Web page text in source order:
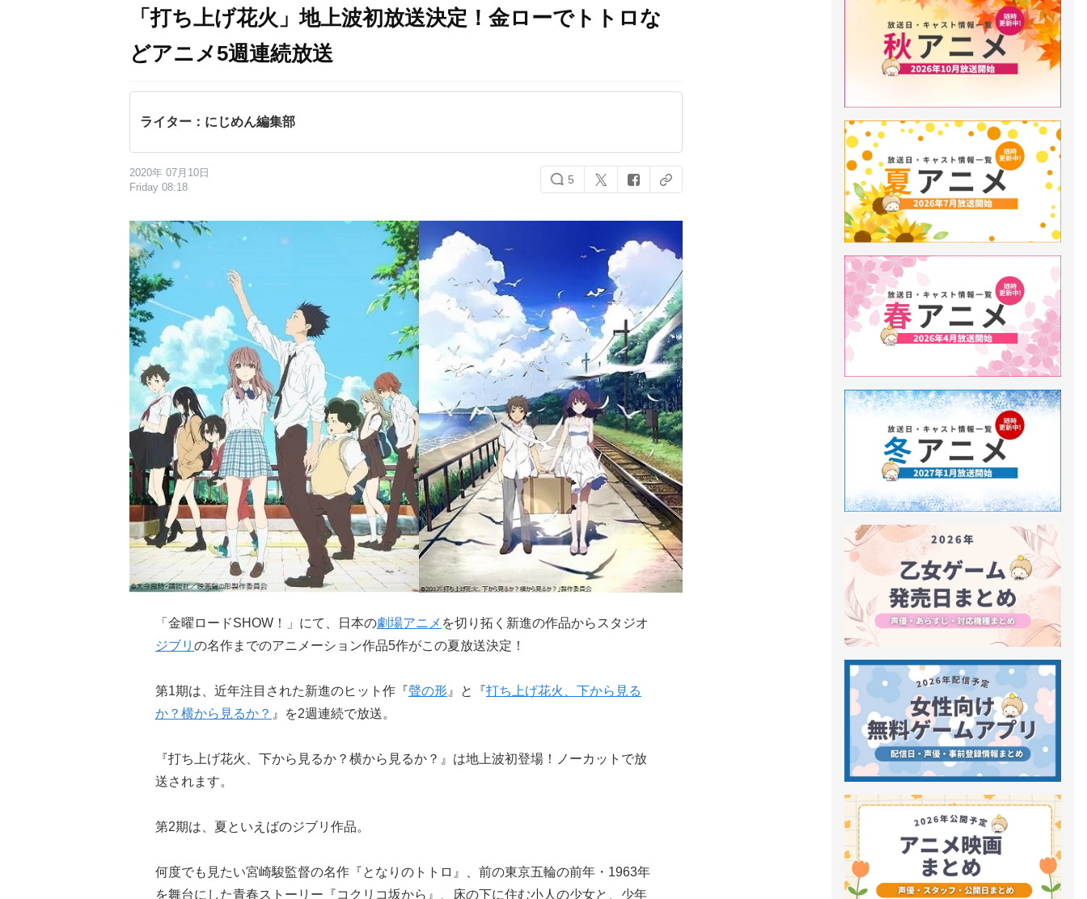
「打ち上げ花火」地上波初放送決定！金ローでトトロな
どアニメ5週連続放送
ライター：にじめん編集部
2020年 07月10日
Friday 08:18
5
「金曜ロードSHOW！」にて、日本の劇場アニメ を切り拓く新進の作品からスタジオ
ジブリ の名作までのアニメーション作品5作がこの夏放送決定！
第1期は、近年注目された新進のヒット作『聲の形 』と『打ち上げ花火、下から見る
か？横から見るか？ 』を2週連続で放送。
『打ち上げ花火、下から見るか？横から見るか？』は地上波初登場！ノーカットで放
送されます。
第2期は、夏といえばのジブリ作品。
何度でも見たい宮崎駿監督の名作『となりのトトロ』、前の東京五輪の前年・1963年
を舞台にした青春ストーリー『コクリコ坂から』、床の下に住む小人の少女と、少年